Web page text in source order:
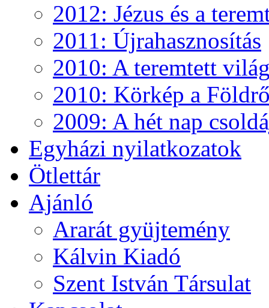
2012: Jézus és a
2011: Újrahasznosítás
2010: A teremtett
2010: Körkép a
2009: A hét nap
Egyházi nyilatkozatok
Ötlettár
Ajánló
Ararát gyüjtemény
Kálvin Kiadó
Szent István Társulat